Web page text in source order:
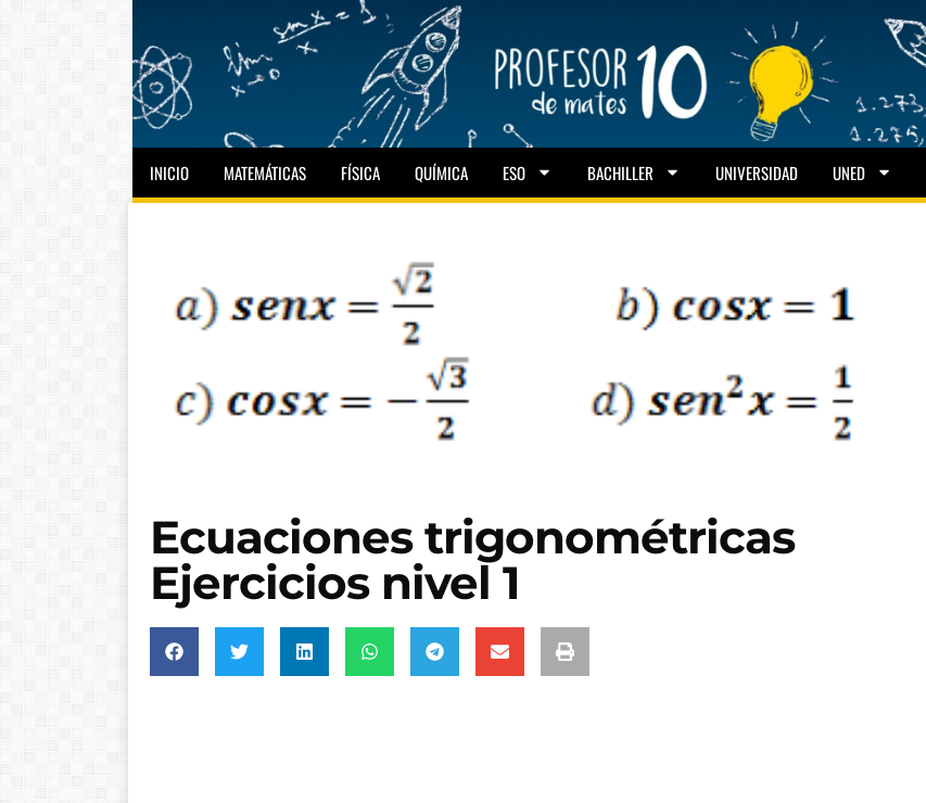
INICIO MATEMÁTICAS FÍSICA QUÍMICA ESO BACHILLER UNIVERSIDAD UNED
Ecuaciones trigonométricas
Ejercicios nivel 1